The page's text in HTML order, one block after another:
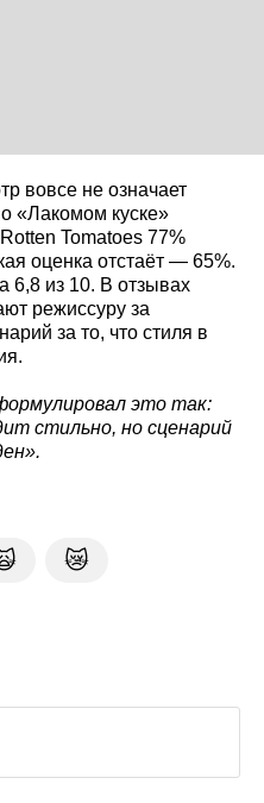
вовсе не означает
«Лакомом куске»
Tomatoes 77%
оценка отстаёт — 65%.
6,8 из 10. В отзывах
режиссуру за
за то, что стиля в
это так:
стильно, но сценарий
😿